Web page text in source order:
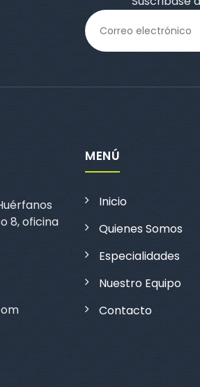
8, oficina
MENÚ
Inicio
Quienes Somos
Especialidades
Nuestro Equipo
Contacto